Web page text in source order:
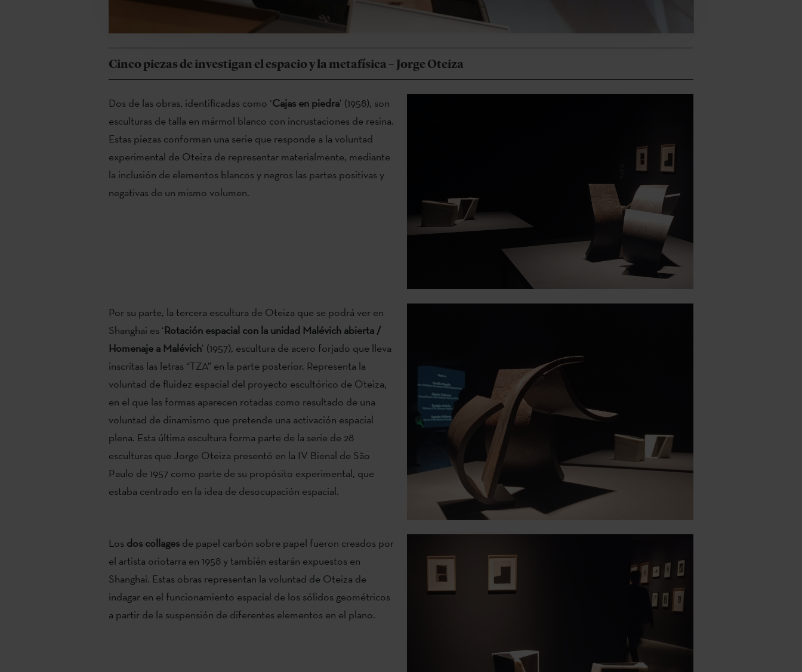
Cinco piezas de investigan el espacio y la metafísica – Jorge Oteiza
Dos de las obras, identificadas como ‘Cajas en piedra’ (1958), son
esculturas de talla en mármol blanco con incrustaciones de resina.
Estas piezas conforman una serie que responde a la voluntad
experimental de Oteiza de representar materialmente, mediante
la inclusión de elementos blancos y negros las partes positivas y
negativas de un mismo volumen.
Por su parte, la tercera escultura de Oteiza que se podrá ver en
Shanghai es ‘Rotación espacial con la unidad Malévich abierta /
Homenaje a Malévich’ (1957), escultura de acero forjado que lleva
inscritas las letras “TZA” en la parte posterior. Representa la
voluntad de fluidez espacial del proyecto escultórico de Oteiza,
en el que las formas aparecen rotadas como resultado de una
voluntad de dinamismo que pretende una activación espacial
plena. Esta última escultura forma parte de la serie de 28
esculturas que Jorge Oteiza presentó en la IV Bienal de São
Paulo de 1957 como parte de su propósito experimental, que
estaba centrado en la idea de desocupación espacial.
Los dos collages de papel carbón sobre papel fueron creados por
el artista oriotarra en 1958 y también estarán expuestos en
Shanghai. Estas obras representan la voluntad de Oteiza de
indagar en el funcionamiento espacial de los sólidos geométricos
a partir de la suspensión de diferentes elementos en el plano.